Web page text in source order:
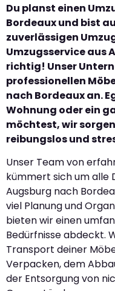
Du planst einen
Bordeaux und bist
zuverlässigen
Umzugsservice aus
richtig! Unser
professionellen
nach Bordeaux an.
Wohnung oder ein
möchtest, wir
reibungslos und
Unser Team von
kümmert sich um alle
Augsburg nach
viel Planung und
bieten wir einen
Bedürfnisse abdeckt.
Transport deiner
Verpacken, dem
der Entsorgung von